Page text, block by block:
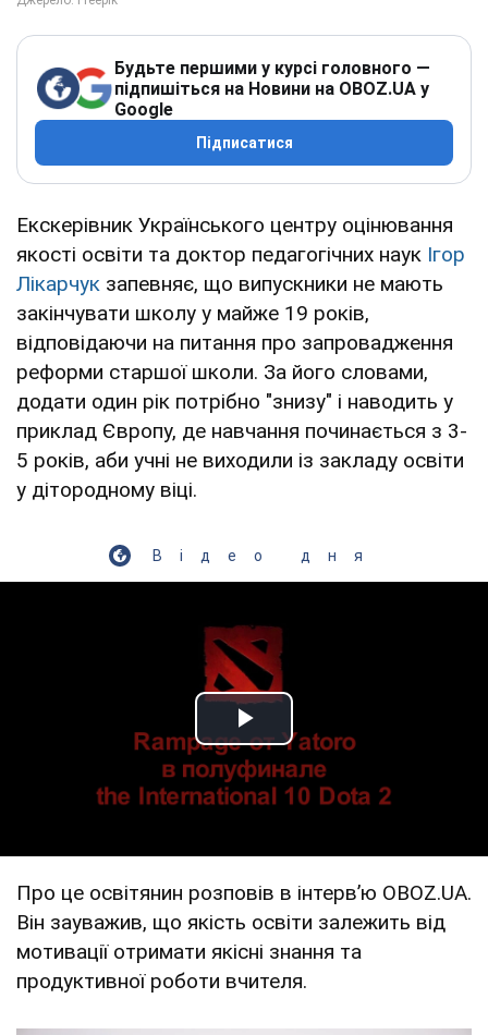
Будьте першими у курсі головного —
підпишіться на Новини на OBOZ.UA у
Google
Підписатися
Екскерівник Українського центру оцінювання
якості освіти та доктор педагогічних наук Ігор
Лікарчук запевняє, що випускники не мають
закінчувати школу у майже 19 років,
відповідаючи на питання про запровадження
реформи старшої школи. За його словами,
додати один рік потрібно "знизу" і наводить у
приклад Європу, де навчання починається з 3-
5 років, аби учні не виходили із закладу освіти
у дітородному віці.
Відео дня
Play Video
Про це освітянин розповів в інтервʼю OBOZ.UA.
Він зауважив, що якість освіти залежить від
мотивації отримати якісні знання та
продуктивної роботи вчителя.